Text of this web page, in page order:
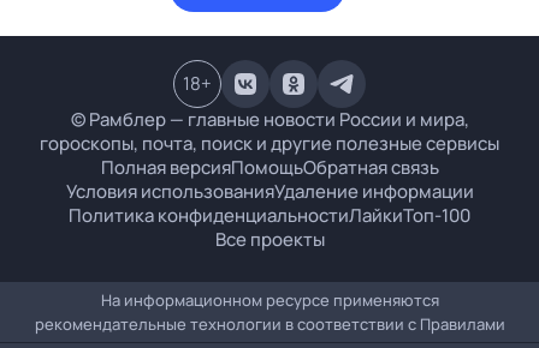
© Рамблер — главные новости России и мира,
гороскопы, почта, поиск и другие полезные сервисы
Полная версияПомощьОбратная связь
Условия использованияУдаление информации
Политика конфиденциальностиЛайкиТоп-100
Все проекты
18+
На информационном ресурсе применяются
рекомендательные технологии в соответствии с Правилами